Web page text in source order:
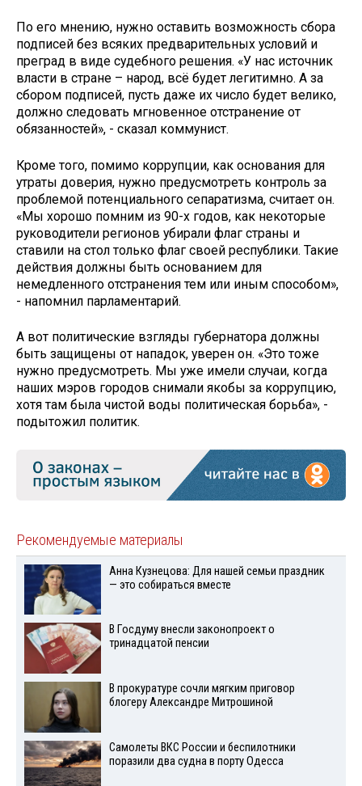
По его мнению, нужно оставить возможность сбора
подписей без всяких предварительных условий и
преград в виде судебного решения. «У нас источник
власти в стране – народ, всё будет легитимно. А за
сбором подписей, пусть даже их число будет велико,
должно следовать мгновенное отстранение от
обязанностей», - сказал коммунист.
Кроме того, помимо коррупции, как основания для
утраты доверия, нужно предусмотреть контроль за
проблемой потенциального сепаратизма, считает он.
«Мы хорошо помним из 90-х годов, как некоторые
руководители регионов убирали флаг страны и
ставили на стол только флаг своей республики. Такие
действия должны быть основанием для
немедленного отстранения тем или иным способом»,
- напомнил парламентарий.
А вот политические взгляды губернатора должны
быть защищены от нападок, уверен он. «Это тоже
нужно предусмотреть. Мы уже имели случаи, когда
наших мэров городов снимали якобы за коррупцию,
хотя там была чистой воды политическая борьба», -
подытожил политик.
Рекомендуемые материалы
Анна Кузнецова: Для нашей семьи праздник
— это собираться вместе
В Госдуму внесли законопроект о
тринадцатой пенсии
В прокуратуре сочли мягким приговор
блогеру Александре Митрошиной
Самолеты ВКС России и беспилотники
поразили два судна в порту Одесса